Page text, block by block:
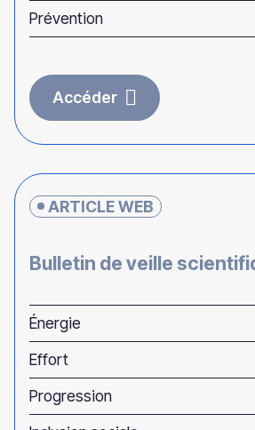
Prévention
Accéder
ARTICLE WEB
Bulletin de veille
Énergie
Effort
Progression